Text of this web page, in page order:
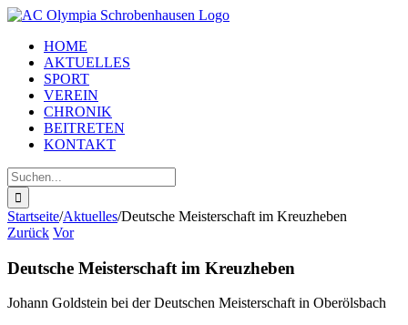
Zum
springenHOME
AKTUELLES
SPORT
VEREIN
CHRONIK
BEITRETEN
KONTAKT
Suche
nach:
Startseite/Aktuelles/Deutsche Meisterschaft im Kreuzheben
Zurück Vor
Deutsche Meisterschaft im Kreuzheben
Johann Goldstein bei der Deutschen Meisterschaft in Oberölsbach